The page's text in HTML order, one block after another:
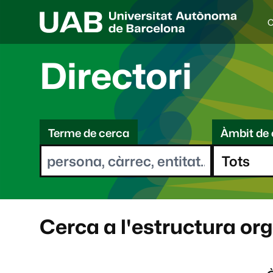
I
d
i
a
e
l
e
o
t
Directori
C
eTerme de cerca Àmbit de
Cerca a l'estructura